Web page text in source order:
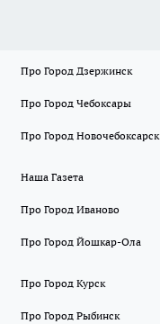
Про Город Дзержинск
Про Город Чебоксары
Про Город Новочебоксарск
Наша Газета
Про Город Иваново
Про Город Йошкар-Ола
Про Город Курск
Про Город Рыбинск